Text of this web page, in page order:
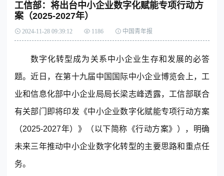
工信部：将出台中小企业数字化赋能专项行动方
案（2025-2027年）
2024-11-28 09:39:12 1186 中国青年报
数字化转型成为关系中小企业生存和发展的必答
题。近日，在第十九届中国国际中小企业博览会上，工
业和信息化部中小企业局局长梁志峰透露，工信部联合
有关部门即将印发《中小企业数字化赋能专项行动方案
（2025-2027年）》（以下简称《行动方案》），明确
未来三年推动中小企业数字化转型的主要思路和重点任
务。